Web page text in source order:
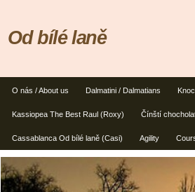
O nás / About us Dalmatini / Dalmatians
Kassiopea The Best Raul (Roxy) Čínští
Cassablanca Od bílé laně (Casi) Agility
Od bílé laně